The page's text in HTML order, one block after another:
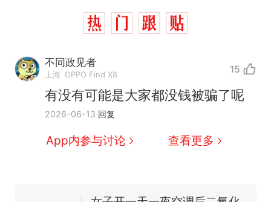
不同政见者
上海 OPPO Find X8 15
有没有可能是大家都没钱被骗了呢
2026-06-13 回复
App内参与讨论 查看更多
因老师一句“跟我回家”改写了
人生
新
制裁瓜子饺子，美国怕什
么？
费大厨“全国小炒肉大王”称
协会回应
男子上山采菌偶然发现鸡枞菌
碳中毒